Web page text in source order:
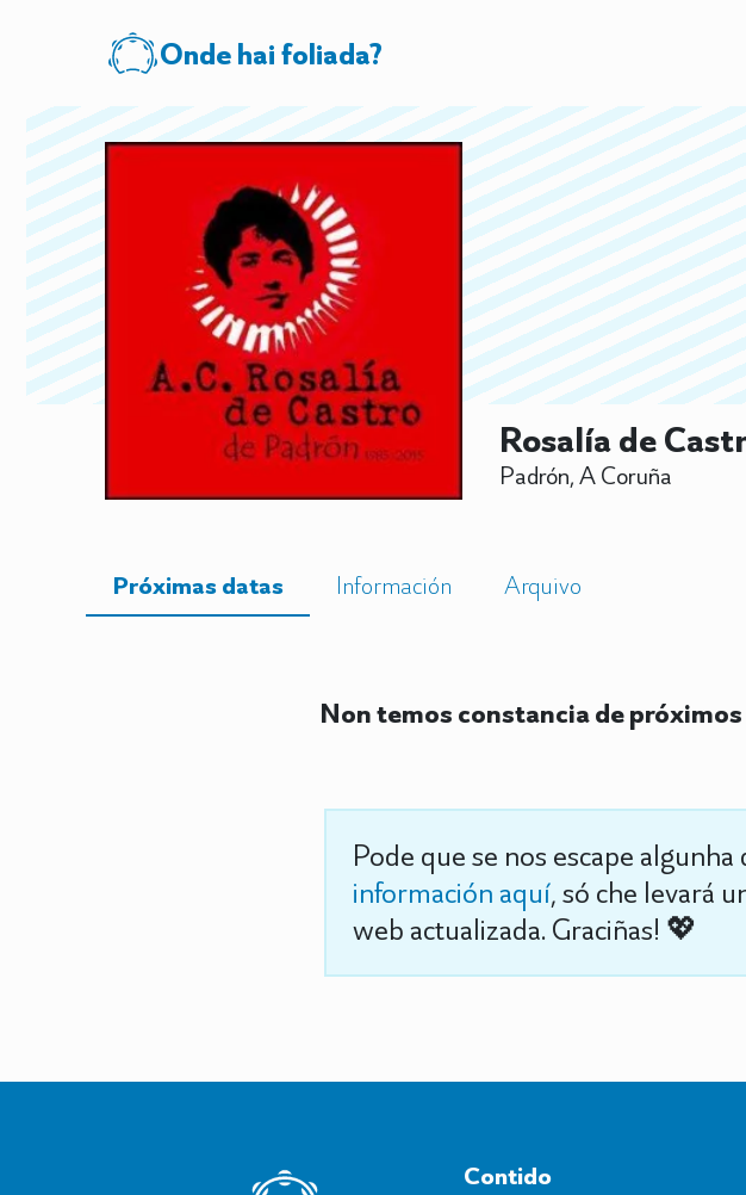
Onde hai foliada?
Rosalía de
Padrón, A Coruña
Próximas datas Información Arquivo
Non temos constancia de
Pode que se nos escape algunha
información aquí, só che levará
web actualizada. Graciñas! 💖
Contido